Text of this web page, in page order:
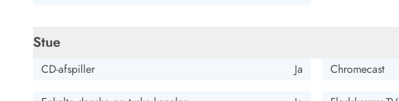
Stue
CD-afspiller Ja Chromecast